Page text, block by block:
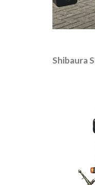
Shibaura